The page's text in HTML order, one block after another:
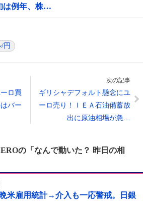
は例年、株…
円
ロ買
バー
次の記事
ギリシャデフォルト懸念にユ
ーロ売り！ＩＥＡ石油備蓄放
出に原油相場が急…
の「なんで動いた？ 昨日の相
晩米雇用統計→介入も一応警戒。日銀